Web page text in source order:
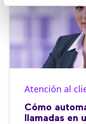
Atención al
Cómo
llamadas